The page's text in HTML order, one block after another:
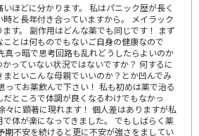
ほどに分かります。 私はパニック歴が長く
と長年付き合っていますから。 メイラック
ます。 副作用はどんな薬でも同じです！ まず
ことは何ものでもないご自身の健康なので
真っ暗で思考回路も乱れどうしたらよいのか
っていない状況ではないですか？ 何するに
といこんな母親でいいのか？とか凹んでみ
ってお薬飲んで下さい！ 私も初めは薬で治る
ところで体調が良くなるわけでもなかっ
々に顕著に現れます！ 個人差はありますが私
で体が楽になってきました。 でもしばらく薬
期不安を続けると更に不安が強さをましてい